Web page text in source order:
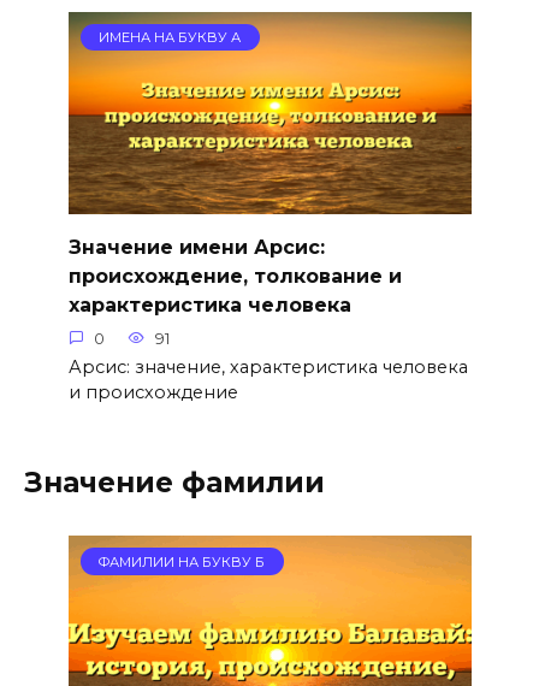
ИМЕНА НА БУКВУ А
Значение имени Арсис:
происхождение, толкование и
характеристика человека
0 91
Арсис: значение, характеристика человека
и происхождение
Значение фамилии
ФАМИЛИИ НА БУКВУ Б